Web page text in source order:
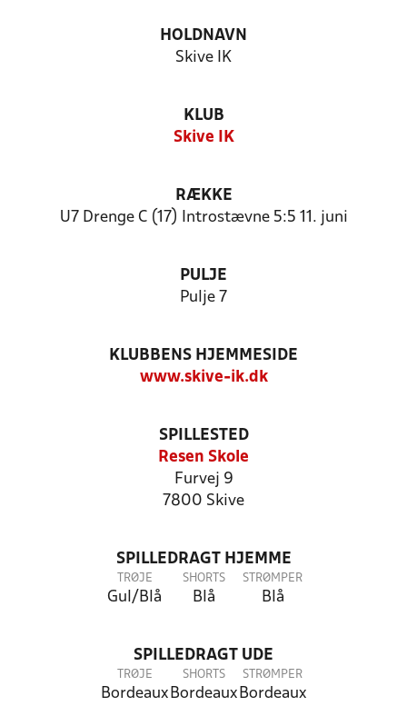
HOLDNAVN
Skive IK
KLUB
Skive IK
RÆKKE
U7 Drenge C (17) Introstævne 5:5 11. juni
PULJE
Pulje 7
KLUBBENS HJEMMESIDE
www.skive-ik.dk
SPILLESTED
Resen Skole
Furvej 9
7800 Skive
SPILLEDRAGT HJEMME
TRØJE
Gul/Blå
SHORTS
Blå
STRØMPER
Blå
SPILLEDRAGT UDE
TRØJE
Bordeaux
SHORTS
Bordeaux
STRØMPER
Bordeaux